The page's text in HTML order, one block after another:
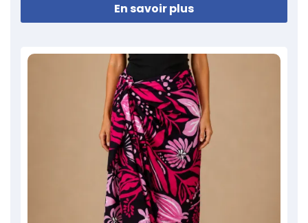
En savoir plus